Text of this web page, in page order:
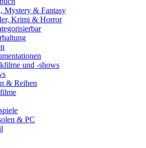
Mystery & Fantasy
Krimi & Horror
und -shows
& Reihen
& PC